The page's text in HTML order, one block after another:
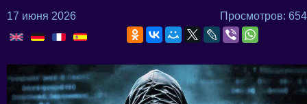
17 июня 2026 Просмотров: 654